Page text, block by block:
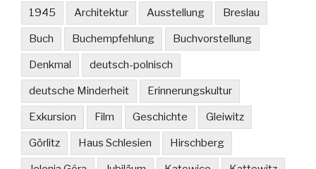
1945 Architektur Ausstellung Breslau
Buch Buchempfehlung Buchvorstellung
Denkmal deutsch-polnisch
deutsche Minderheit Erinnerungskultur
Exkursion Film Geschichte Gleiwitz
Görlitz Haus Schlesien Hirschberg